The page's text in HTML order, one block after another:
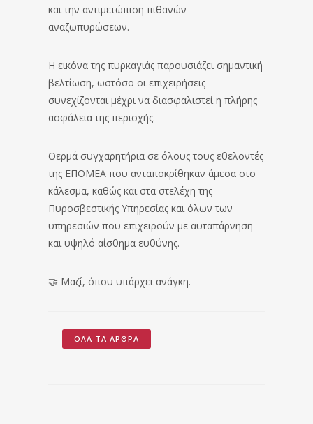
και την αντιμετώπιση πιθανών
αναζωπυρώσεων.
Η εικόνα της πυρκαγιάς παρουσιάζει σημαντική
βελτίωση, ωστόσο οι επιχειρήσεις
συνεχίζονται μέχρι να διασφαλιστεί η πλήρης
ασφάλεια της περιοχής.
Θερμά συγχαρητήρια σε όλους τους εθελοντές
της ΕΠΟΜΕΑ που ανταποκρίθηκαν άμεσα στο
κάλεσμα, καθώς και στα στελέχη της
Πυροσβεστικής Υπηρεσίας και όλων των
υπηρεσιών που επιχειρούν με αυταπάρνηση
και υψηλό αίσθημα ευθύνης.
🤝 Μαζί, όπου υπάρχει ανάγκη.
ΌΛΑ ΤΑ ΆΡΘΡΑ